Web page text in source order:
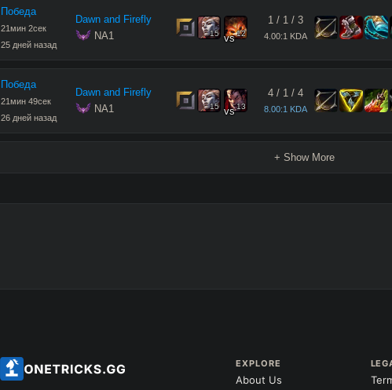
Победа
21мин 2сек
25 дней назад
Dawn and Firefly
NA1
15 vs12
1 / 1 / 3
4.00:1 KDA
Победа
21мин 49сек
26 дней назад
Dawn and Firefly
NA1
15 vs13
4/ 1 / 4
8.00:1 KDA
+ Show More
EXPLORE
About Us